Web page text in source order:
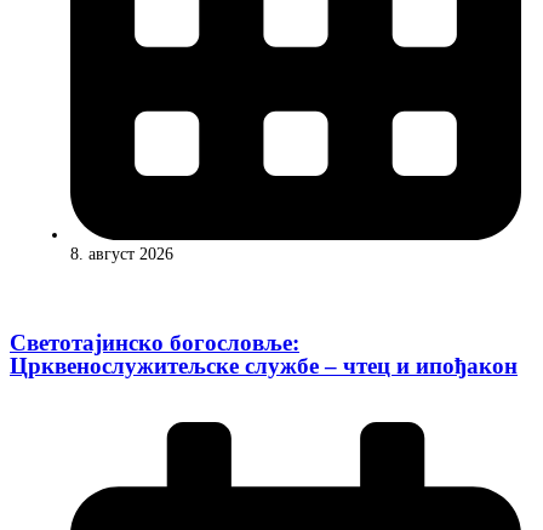
8. август 2026
Светотајинско богословље:
Црквенослужитељске службе – чтец и ипођакон